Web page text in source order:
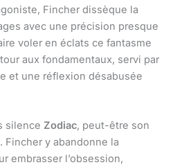
Fincher dissèque la
avec une précision presque
voler en éclats ce fantasme
aux fondamentaux, servi par
et une réflexion désabusée
silence Zodiac, peut-être son
y abandonne la
embrasser l’obsession,